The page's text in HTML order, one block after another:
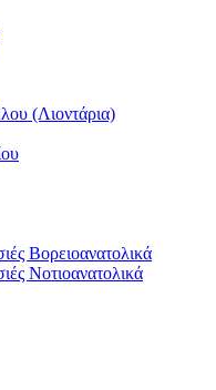
(Λιοντάρια)
Βορειοανατολικά
Νοτιοανατολικά